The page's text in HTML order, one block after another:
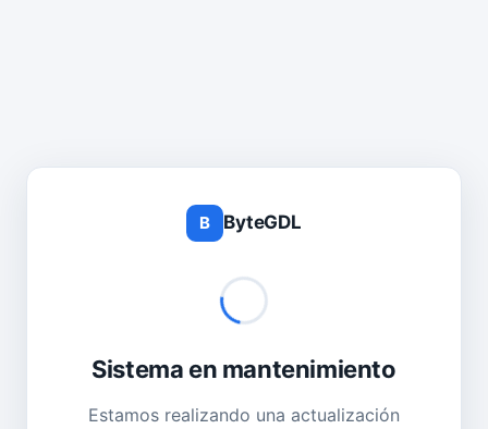
B ByteGDL
Sistema en mantenimiento
Estamos realizando una actualización